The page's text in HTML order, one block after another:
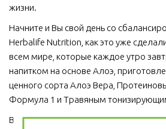
жизни.
Начните и Вы свой день со
Herbalife Nutrition, как это уже
всем мире, которые каждое утро
напитком на основе Алоэ,
ценного сорта Алоэ Вера,
Формула 1 и Травяным
Ведь завтрак является важным